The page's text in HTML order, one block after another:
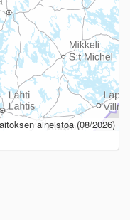
aineistoa (08/2026)